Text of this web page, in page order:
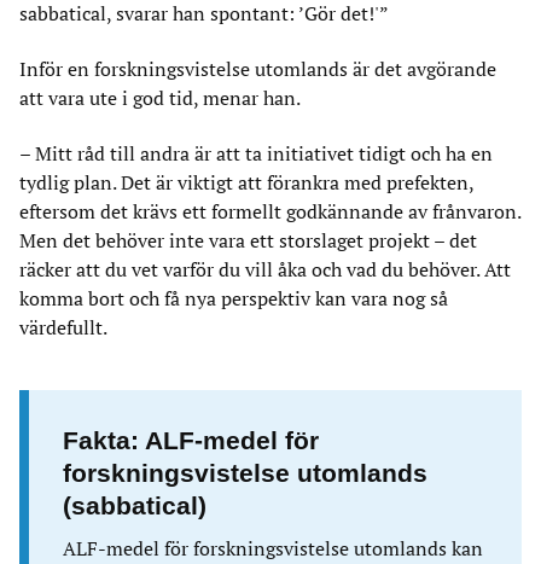
sabbatical, svarar han spontant: ’Gör det!'”
Inför en forskningsvistelse utomlands är det avgörande
att vara ute i god tid, menar han.
– Mitt råd till andra är att ta initiativet tidigt och ha en
tydlig plan. Det är viktigt att förankra med prefekten,
eftersom det krävs ett formellt godkännande av frånvaron.
Men det behöver inte vara ett storslaget projekt – det
räcker att du vet varför du vill åka och vad du behöver. Att
komma bort och få nya perspektiv kan vara nog så
värdefullt.
Fakta: ALF-medel för
forskningsvistelse utomlands
(sabbatical)
ALF-medel för forskningsvistelse utomlands kan